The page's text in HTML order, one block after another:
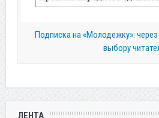
Подписка на «Молодежку»:
выбору
ЛЕНТА